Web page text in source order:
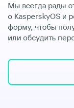
Мы всегда рады
о KasperskyOS и
форму, чтобы
или обсудить